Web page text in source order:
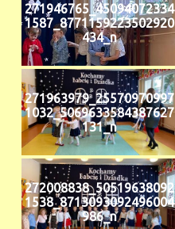
271946765_45094072334
1587_8771159223502920
434_n
271963979_25570970997
1032_5069633584387627
131_n
272008838_50519638092
1538_8713093092496004
986_n